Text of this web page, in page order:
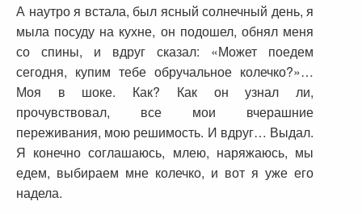
А наутро я встала, был ясный солнечный день, я
мыла посуду на кухне, он подошел, обнял меня
со спины, и вдруг сказал: «Может поедем
сегодня, купим тебе обручальное колечко?»…
Моя в шоке. Как? Как он узнал ли,
прочувствовал, все мои вчерашние
переживания, мою решимость. И вдруг… Выдал.
Я конечно соглашаюсь, млею, наряжаюсь, мы
едем, выбираем мне колечко, и вот я уже его
надела.